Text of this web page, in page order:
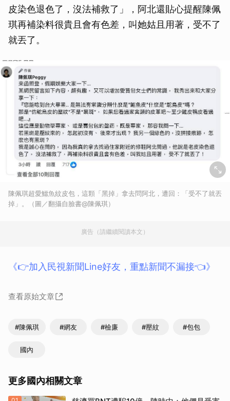
皮染色退色了，沒法補救了」，阿北還貼心提醒陳佩
琪再補染料很貴且會有色差，叫她姑且用著，受不了
就丟了。
陳佩琪超愛鱷魚紋皮包，這顆「黑掉」拿去問阿北，遭回：「受不了就丟
掉」。（圖／翻攝自臉書@陳佩琪）
廣告（請繼續閱讀本文）
《👉加入民視新聞Line好友，重點新聞不漏接👈》
查看原始文章
#陳佩琪 #網友 #檢廉 #壓紋 #包包
國內
更多國內相關文章